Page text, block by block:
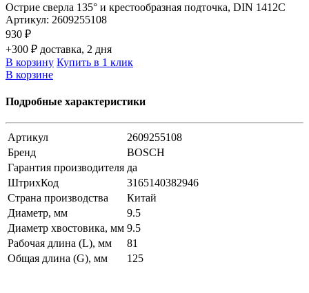
Острие сверла 135° и крестообразная подточка, DIN 1412C
Артикул: 2609255108
930 ₽
+300 ₽ доставка, 2 дня
В корзину Купить в 1 клик
В корзине
Подробные характеристики
Артикул
2609255108
Бренд
BOSCH
Гарантия производителя да
ШтрихКод
3165140382946
Страна производства
Китай
Диаметр, мм
9.5
Диаметр хвостовика, мм 9.5
Рабочая длина (L), мм
81
Общая длина (G), мм
125